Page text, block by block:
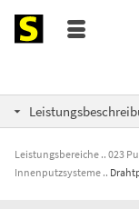
Leistungsbereiche
023
Innenputzsysteme